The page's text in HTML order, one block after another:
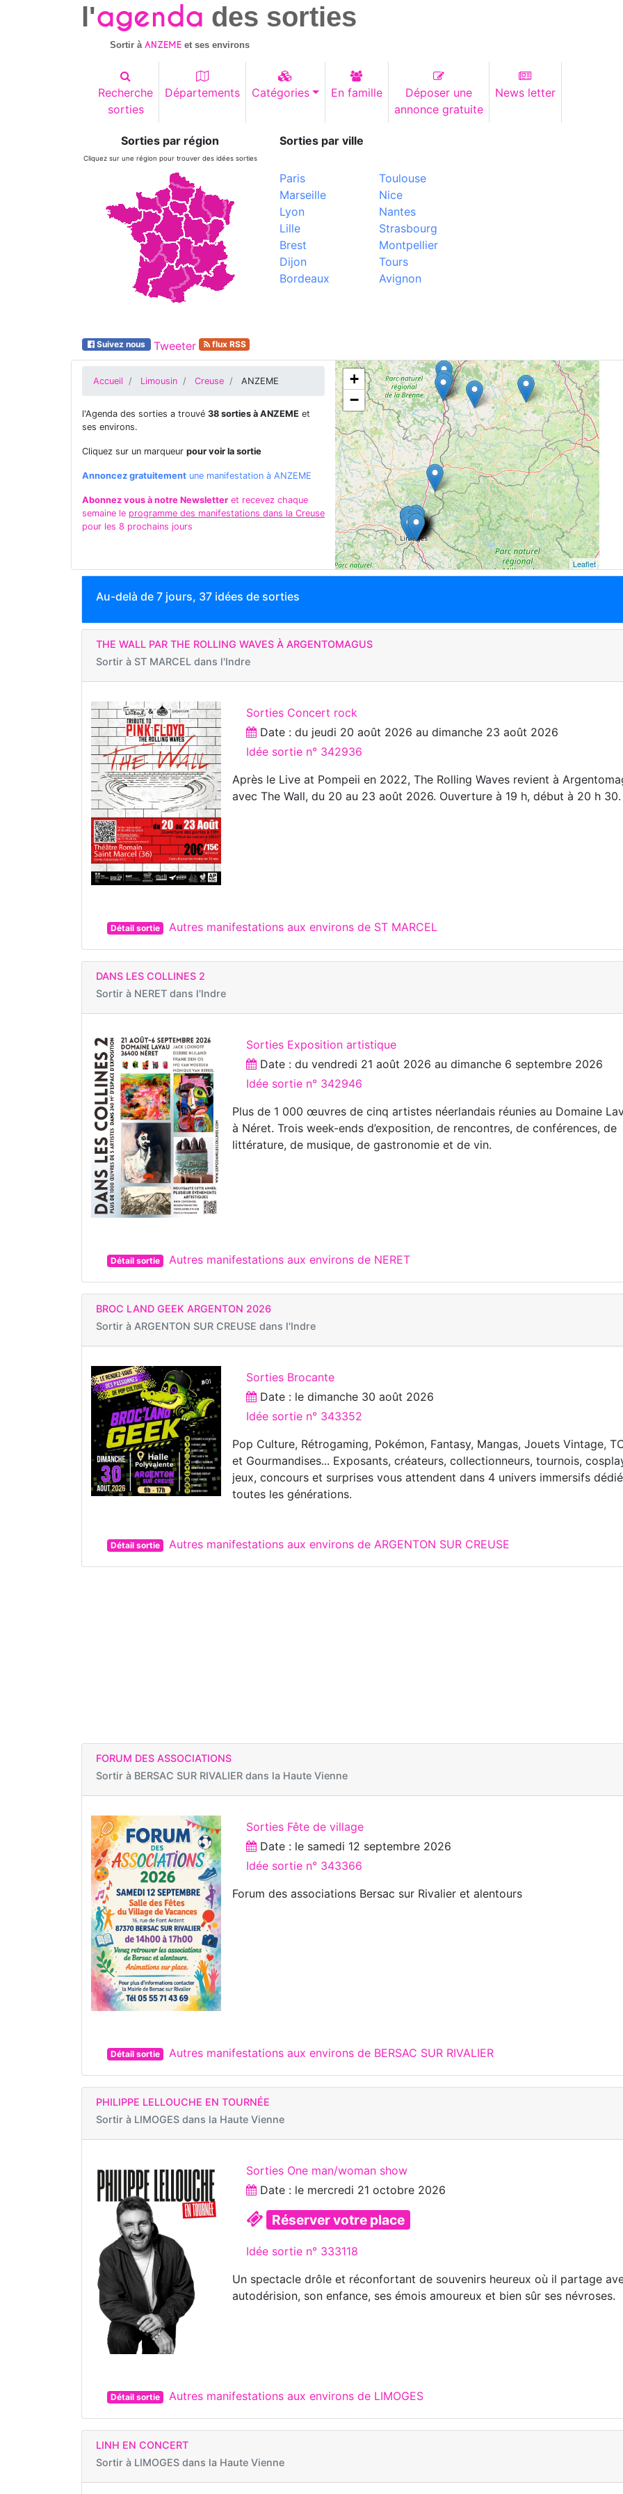
l'agenda des sorties
Sortir àANZEME et ses environs
Recherche
sorties
Départements Catégories En famille
Déposer une
annonce gratuite
News letter
Sorties par région
Cliquez sur une région pour trouver des idées sorties
Sorties par ville
Paris
Marseille
Lyon
Lille
Brest
Dijon
Bordeaux
Toulouse
Nice
Nantes
Strasbourg
Montpellier
Tours
Avignon
Suivez nous Tweeter flux RSS
Accueil Limousin Creuse ANZEME
l'Agenda des sorties a trouvé 38 sorties à ANZEME et
ses environs.
Cliquez sur un marqueur pour voir la sortie
Annoncez gratuitement une manifestation à ANZEME
Abonnez vous à notre Newsletter et recevez chaque
semaine le programme des manifestations dans la Creuse
pour les 8 prochains jours
+
−
Leaflet
Au-delà de 7 jours, 37 idées de sorties
THE WALL PAR THE ROLLING WAVES À ARGENTOMAGUS
Sortir à ST MARCEL dans l'Indre
Sorties Concert rock
Date : du jeudi 20 août 2026 audimanche 23 août 2026
Idée sortie n° 342936
Après le Live at Pompeii en 2022, The Rolling Waves revient à
avec The Wall, du 20 au 23 août 2026. Ouverture à 19 h, début à 20 h 30.
Détail sortie Autres manifestations aux environs de ST MARCEL
DANS LES COLLINES 2
Sortir à NERET dans l'Indre
Sorties Exposition artistique
Date : duvendredi 21 août 2026 audimanche 6 septembre 2026
Idée sortie n° 342946
Plus de 1 000 œuvres de cinq artistes néerlandais réunies au Domaine
à Néret. Trois week-ends d’exposition, de rencontres, de conférences, de
littérature, de musique, de gastronomie et de vin.
Détail sortie Autres manifestations aux environs de NERET
BROC LAND GEEK ARGENTON 2026
Sortir à ARGENTON SUR CREUSE dans l'Indre
Sorties Brocante
Date : ledimanche 30 août 2026
Idée sortie n° 343352
Pop Culture, Rétrogaming, Pokémon, Fantasy, Mangas, Jouets Vintage,
et Gourmandises... Exposants, créateurs, collectionneurs, tournois,
jeux, concours et surprises vous attendent dans 4 univers immersifs
toutes les générations.
Détail sortie Autres manifestations aux environs de ARGENTON SUR CREUSE
FORUM DES ASSOCIATIONS
Sortir à BERSAC SUR RIVALIER dans la Haute Vienne
Sorties Fête de village
Date : le samedi 12 septembre 2026
Idée sortie n° 343366
Forum des associations Bersac sur Rivalier et alentours
Détail sortie Autres manifestations aux environs de BERSAC SUR RIVALIER
PHILIPPE LELLOUCHE EN TOURNÉE
Sortir à LIMOGES dans la Haute Vienne
Sorties One man/woman show
Date : le mercredi 21 octobre 2026
Réserver votre place
Idée sortie n° 333118
Un spectacle drôle et réconfortant de souvenirs heureux où il partage
autodérision, son enfance, ses émois amoureux et bien sûr ses névroses.
Détail sortie Autres manifestations aux environs de LIMOGES
LINH EN CONCERT
Sortir à LIMOGES dans la Haute Vienne